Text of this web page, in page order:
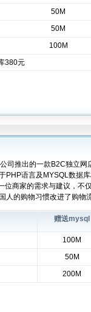
50M
50M
100M
380元
司推出的一款B2C独立
PHP语言及MYSQL数据
位商家的需求与建议，不
人的购物习惯改进了购物
赠送mysql
100M
50M
200M